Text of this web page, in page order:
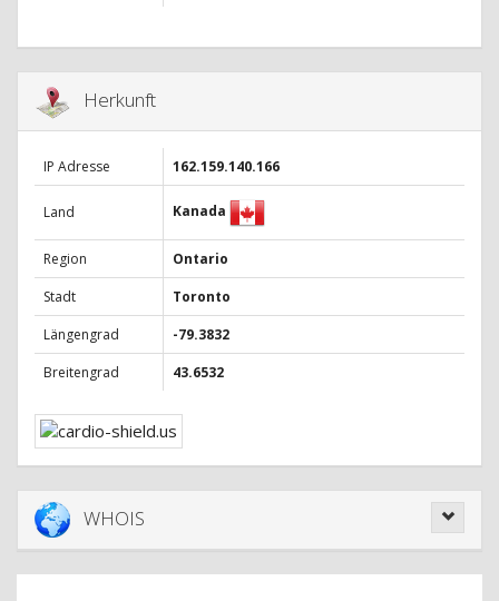
Herkunft
IP Adresse 162.159.140.166
Land Kanada
Region
Ontario
Stadt
Toronto
Längengrad
-79.3832
Breitengrad
43.6532
WHOIS